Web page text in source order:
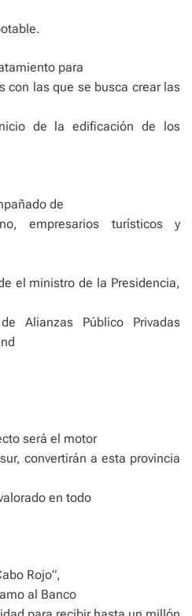
para
con las que se busca crear las
de la edificación de los
de
empresarios turísticos y
el ministro de la Presidencia,
Alianzas Público Privadas
será el motor
convertirán a esta provincia
en todo
Rojo”,
al Banco